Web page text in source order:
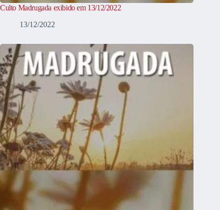
Culto Madrugada exibido em 13/12/2022
13/12/2022